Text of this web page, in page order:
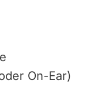
On-Ear)